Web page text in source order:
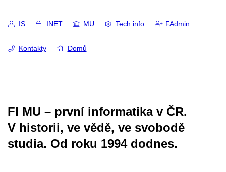
IS INET MU Tech info FAdmin
Kontakty Domů
FI MU – první informatika v ČR.
V historii, ve vědě, ve svobodě
studia. Od roku 1994 dodnes.